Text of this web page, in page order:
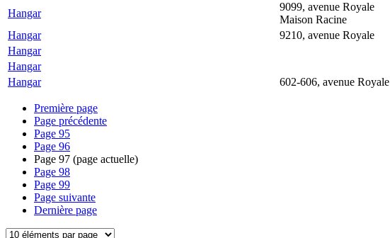
Hangar
9099, avenue Royale
Maison Racine
Hangar
9210, avenue Royale
Hangar
Hangar
Hangar
602-606, avenue Royale
Première page
Page précédente
Page 95
Page 96
Page 97 (page actuelle)
Page 98
Page 99
Page suivante
Dernière page